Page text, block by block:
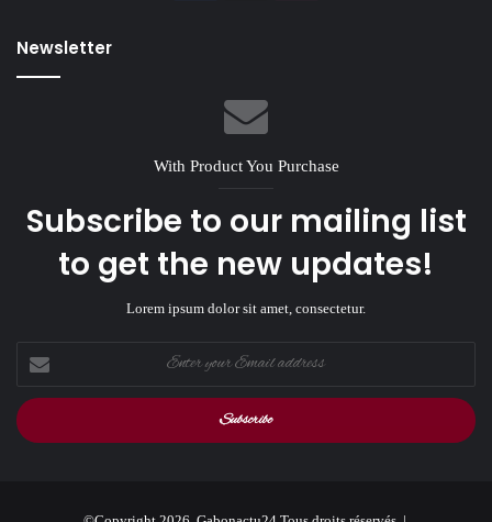
Newsletter
With Product You Purchase
Subscribe to our mailing list
to get the new updates!
Lorem ipsum dolor sit amet, consectetur.
your
Email
address